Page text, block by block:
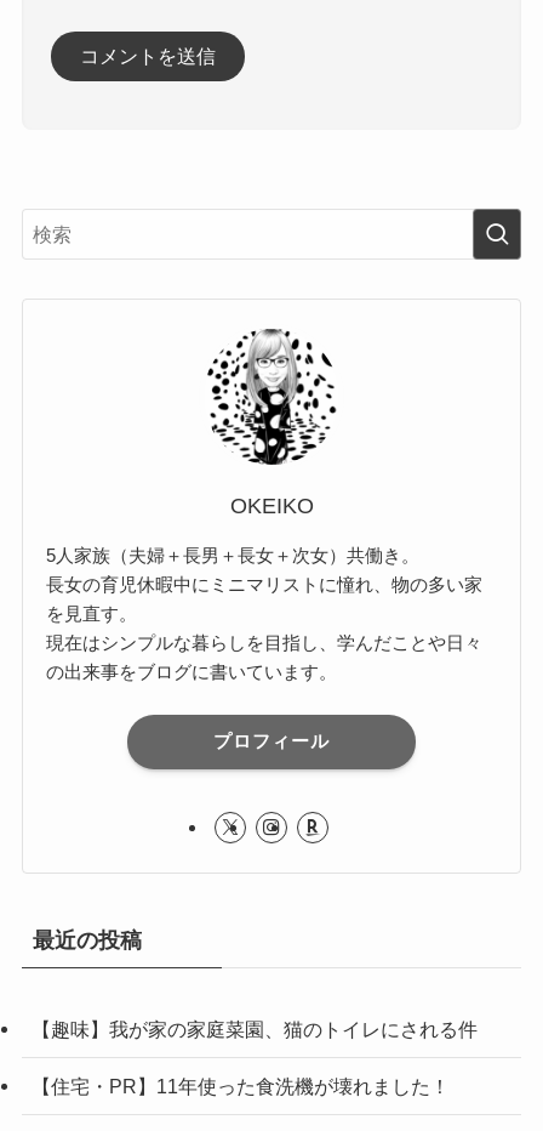
OKEIKO
5人家族（夫婦＋長男＋長女＋次女）共働き。
長女の育児休暇中にミニマリストに憧れ、物の多い家
を見直す。
現在はシンプルな暮らしを目指し、学んだことや日々
の出来事をブログに書いています。
プロフィール
最近の投稿
【趣味】我が家の家庭菜園、猫のトイレにされる件
【住宅・PR】11年使った食洗機が壊れました！